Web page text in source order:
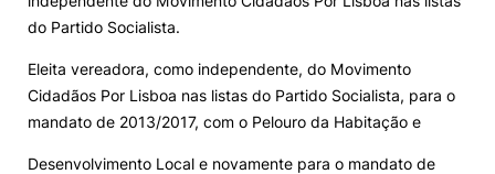
do Partido Socialista.
Eleita vereadora, como independente, do Movimento
Cidadãos Por Lisboa nas listas do Partido Socialista, para o
mandato de 2013/2017, com o Pelouro da Habitação e
Desenvolvimento Local e novamente para o mandato de